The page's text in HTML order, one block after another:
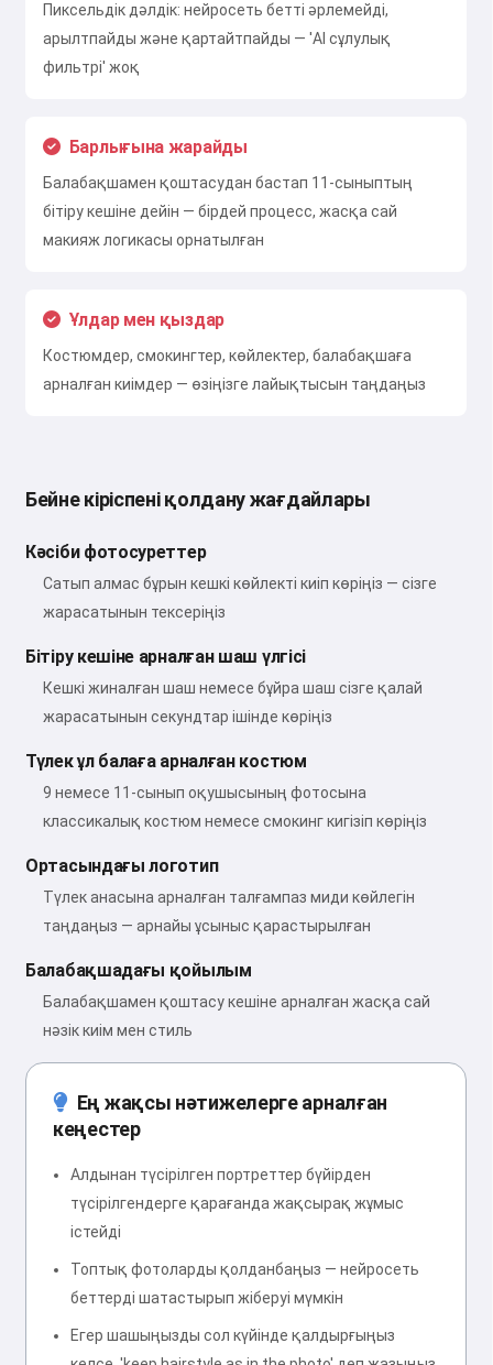
Пиксельдік дәлдік: нейросеть бетті әрлемейді,
арылтпайды және қартайтпайды — 'AI сұлулық
фильтрі' жоқ
Барлығына жарайды
Балабақшамен қоштасудан бастап 11-сыныптың
бітіру кешіне дейін — бірдей процесс, жасқа сай
макияж логикасы орнатылған
Ұлдар мен қыздар
Костюмдер, смокингтер, көйлектер, балабақшаға
арналған киімдер — өзіңізге лайықтысын таңдаңыз
Бейне кіріспені қолдану жағдайлары
Кәсіби фотосуреттер
Сатып алмас бұрын кешкі көйлекті киіп көріңіз — сізге
жарасатынын тексеріңіз
Бітіру кешіне арналған шаш үлгісі
Кешкі жиналған шаш немесе бұйра шаш сізге қалай
жарасатынын секундтар ішінде көріңіз
Түлек ұл балаға арналған костюм
9 немесе 11-сынып оқушысының фотосына
классикалық костюм немесе смокинг кигізіп көріңіз
Ортасындағы логотип
Түлек анасына арналған талғампаз миди көйлегін
таңдаңыз — арнайы ұсыныс қарастырылған
Балабақшадағы қойылым
Балабақшамен қоштасу кешіне арналған жасқа сай
нәзік киім мен стиль
Ең жақсы нәтижелерге арналған
кеңестер
Алдынан түсірілген портреттер бүйірден
түсірілгендерге қарағанда жақсырақ жұмыс
істейді
Топтық фотоларды қолданбаңыз — нейросеть
беттерді шатастырып жіберуі мүмкін
Егер шашыңызды сол күйінде қалдырғыңыз
Құпиялылық саясаты